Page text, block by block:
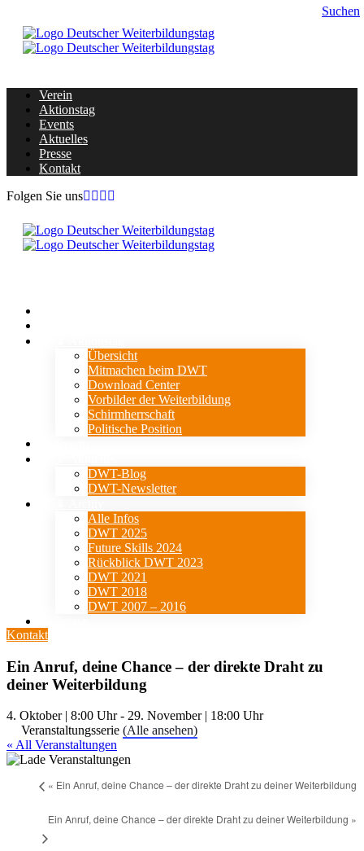
Suchen
Verein
Aktionstag
Events
Aktuelles
Presse
Kontakt
Folgen Sie uns
Übersicht
Mitmachen beim DWT
Download Center
Vorbilder der Weiterbildung
Schirmherrschaft
Politische Position
DWT-Blog
DWT-Newsletter
Alle Infos
DWT 2025
Future Skills 2024
Rückblick DWT 2023
DWT 2021
DWT 2018
DWT 2007 – 2016
Kontakt
Ein Anruf, deine Chance – der direkte Draht zu
deiner Weiterbildung
4. Oktober | 8:00 Uhr- 29. November | 18:00 Uhr
Veranstaltungsserie (Alle ansehen)
« All Veranstaltungen
« Ein Anruf, deine Chance – der direkte Draht zu deiner Weiterbildung
Ein Anruf, deine Chance – der direkte Draht zu deiner Weiterbildung »